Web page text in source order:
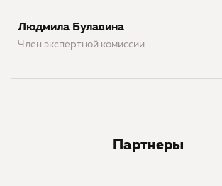
Людмила Булавина
Член экспертной комиссии
Партнеры